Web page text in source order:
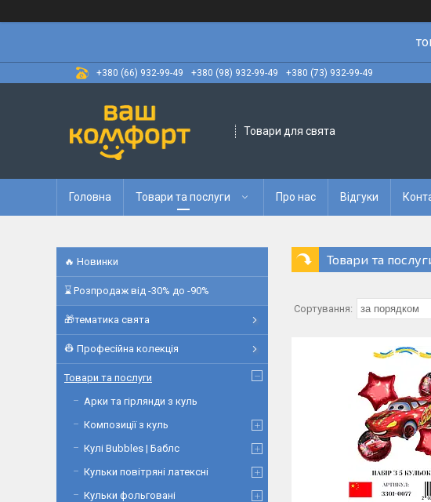
+380 (66) 932-99-49 +380 (98) 932-99-49 +380 (73) 932-99-49
Товари для свята
Головна Товари та послуги Про нас Відгуки
Товари та
🔥 Новинки
⌛ Розпродаж від -30% до -90%
🎁тематика свята
👷 Професійна колекція
Товари та послуги
Арки та гірлянди з куль
Композиції з куль
Кулі Bubbles | Баблс
Кульки повітряні латексні
Кульки фольговані